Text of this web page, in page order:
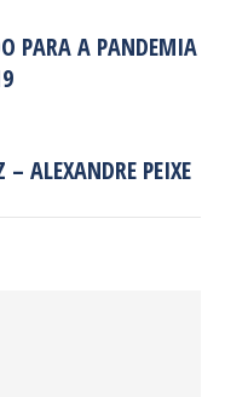
PARA A PANDEMIA
ALEXANDRE PEIXE